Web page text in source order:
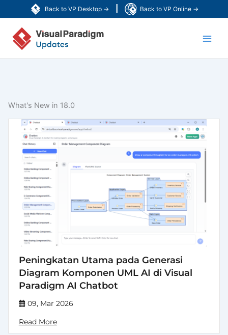
Back to VP Desktop → Back to VP Online →
ke
konten
What's New in 18.0
Peningkatan Utama pada Generasi
Diagram Komponen UML AI di Visual
Paradigm AI Chatbot
09, Mar 2026
Read More